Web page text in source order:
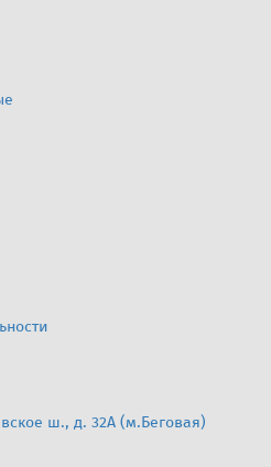
ш., д. 32А (м.Беговая)